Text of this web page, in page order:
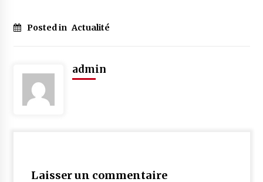
Posted in Actualité
admin
Laisser un commentaire